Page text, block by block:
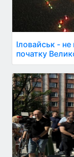
Іловайськ - не
початку